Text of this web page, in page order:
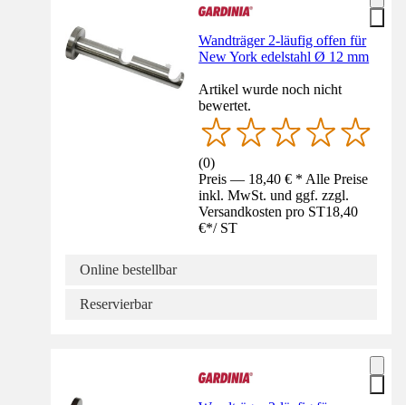
Wandträger 2-läufig offen für
New York edelstahl Ø 12 mm
Artikel wurde noch nicht
bewertet.
(0)
Preis — 18,40 € * Alle Preise
inkl. MwSt. und ggf. zzgl.
Versandkosten pro ST18,40
€*/ ST
Online bestellbar
Reservierbar